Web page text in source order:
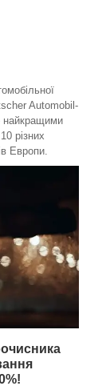
Automobil-
найкращими
різних
Европи.
!